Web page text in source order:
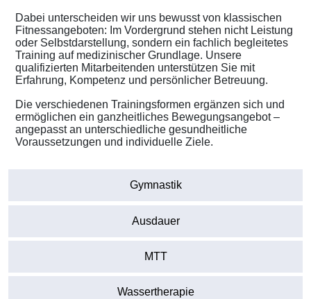
Dabei unterscheiden wir uns bewusst von klassischen
Fitnessangeboten: Im Vordergrund stehen nicht Leistung
oder Selbstdarstellung, sondern ein fachlich begleitetes
Training auf medizinischer Grundlage. Unsere
qualifizierten Mitarbeitenden unterstützen Sie mit
Erfahrung, Kompetenz und persönlicher Betreuung.
Die verschiedenen Trainingsformen ergänzen sich und
ermöglichen ein ganzheitliches Bewegungsangebot –
angepasst an unterschiedliche gesundheitliche
Voraussetzungen und individuelle Ziele.
Gymnastik
Ausdauer
MTT
Wassertherapie